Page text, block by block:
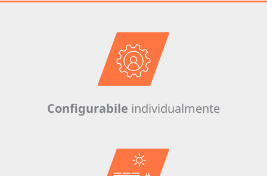
Configurabile individualmente